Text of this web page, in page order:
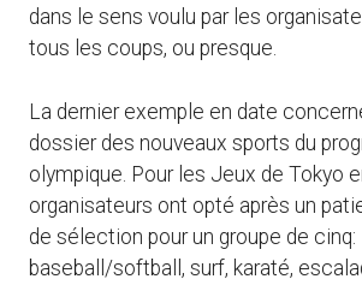
dans le sens voulu par les
tous les coups, ou presque.
La dernier exemple en date
dossier des nouveaux sports du
olympique. Pour les Jeux de Tokyo
organisateurs ont opté après un
de sélection pour un groupe de cinq:
baseball/softball, surf, karaté,